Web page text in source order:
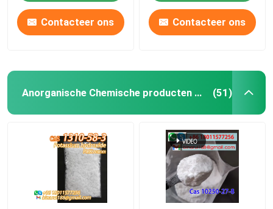
Contacteer ons Contacteer ons
Anorganische Chemische producten Grondstof (51)